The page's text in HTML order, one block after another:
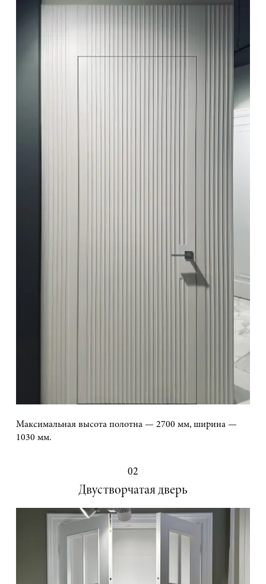
Максимальная высота полотна — 2700 мм, ширина —
1030 мм.
02
Двустворчатая дверь